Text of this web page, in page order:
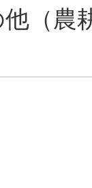
他（農